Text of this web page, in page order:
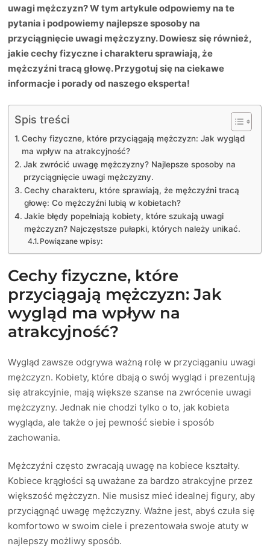
uwagi mężczyzn? W tym artykule odpowiemy na te
pytania i podpowiemy najlepsze sposoby na
przyciągnięcie uwagi mężczyzny. Dowiesz się również,
jakie cechy fizyczne i charakteru sprawiają, że
mężczyźni tracą głowę. Przygotuj się na ciekawe
informacje i porady od naszego eksperta!
Spis treści
Cechy fizyczne, które przyciągają mężczyzn: Jak wygląd
ma wpływ na atrakcyjność?
Jak zwrócić uwagę mężczyzny? Najlepsze sposoby na
przyciągnięcie uwagi mężczyzny.
Cechy charakteru, które sprawiają, że mężczyźni tracą
głowę: Co mężczyźni lubią w kobietach?
Jakie błędy popełniają kobiety, które szukają uwagi
mężczyzn? Najczęstsze pułapki, których należy unikać.
Powiązane wpisy:
Cechy fizyczne, które
przyciągają mężczyzn: Jak
wygląd ma wpływ na
atrakcyjność?
Wygląd zawsze odgrywa ważną rolę w przyciąganiu uwagi
mężczyzn. Kobiety, które dbają o swój wygląd i prezentują
się atrakcyjnie, mają większe szanse na zwrócenie uwagi
mężczyzny. Jednak nie chodzi tylko o to, jak kobieta
wygląda, ale także o jej pewność siebie i sposób
zachowania.
Mężczyźni często zwracają uwagę na kobiece kształty.
Kobiece krągłości są uważane za bardzo atrakcyjne przez
większość mężczyzn. Nie musisz mieć idealnej figury, aby
przyciągnąć uwagę mężczyzny. Ważne jest, abyś czuła się
komfortowo w swoim ciele i prezentowała swoje atuty w
najlepszy możliwy sposób.